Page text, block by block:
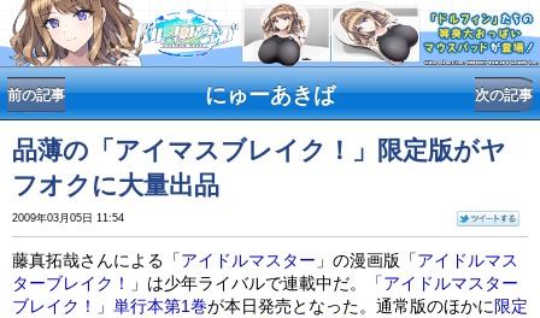
にゅーあきば
前の記事 次の記事
品薄の「アイマスブレイク！」限定版がヤ
フオクに大量出品
藤真拓哉さんによる「アイドルマスター 」の漫画版「アイドルマス
ターブレイク！
」は少年ライバルで連載中だ。
「アイドルマスター
ブレイク！」単行本第1巻が本日発売となった。通常版のほかに限定